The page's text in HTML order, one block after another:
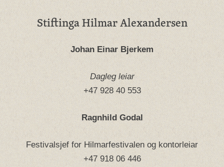
Stiftinga Hilmar Alexandersen
Johan Einar Bjerkem
Dagleg leiar
+47 928 40 553
Ragnhild Godal
Festivalsjef for Hilmarfestivalen og kontorleiar
+47 918 06 446